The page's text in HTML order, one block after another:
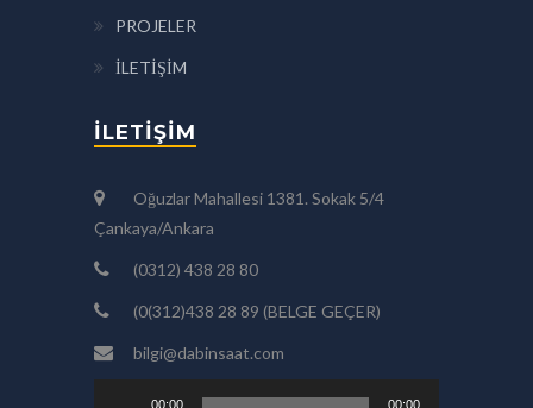
PROJELER
İLETİŞİM
İLETİŞİM
Oğuzlar Mahallesi 1381. Sokak 5/4
Çankaya/Ankara
(0312) 438 28 80
(0(312)438 28 89 (BELGE GEÇER)
bilgi@dabinsaat.com
00:00 00:00